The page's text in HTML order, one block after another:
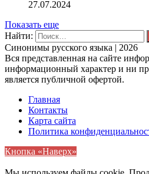
27.07.2024
Показать еще
Найти:
Синонимы русского языка | 2026
Вся представленная на сайте
информационный характер и ни
является публичной офертой.
Главная
Контакты
Карта сайта
Политика
Кнопка «Наверх»